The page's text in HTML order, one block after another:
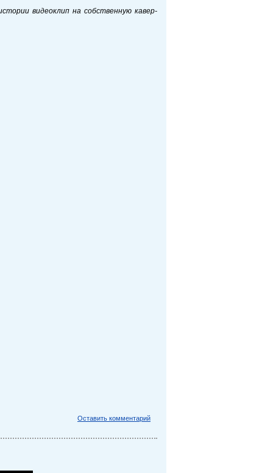
видеоклип на собственную кавер-
Оставить комментарий